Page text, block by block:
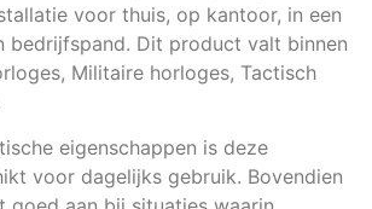
voor thuis, op kantoor, in een
bedrijfspand. Dit product valt binnen
Militaire horloges, Tactisch
eigenschappen is deze
voor dagelijks gebruik. Bovendien